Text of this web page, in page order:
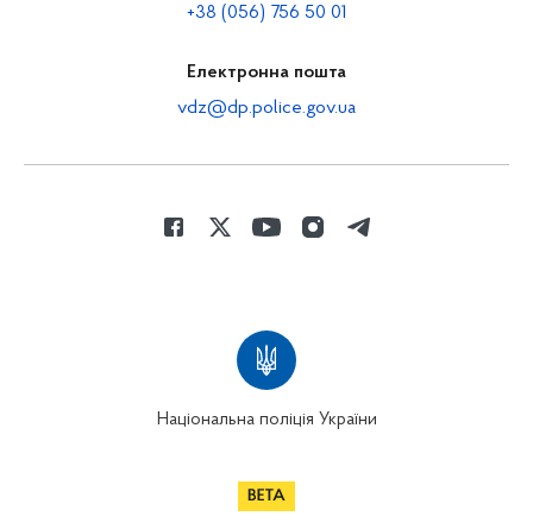
+38 (056) 756 50 01
Електронна пошта
vdz@dp.police.gov.ua
Національна поліція України